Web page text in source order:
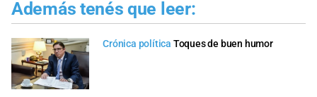
Además tenés que leer:
Crónica política Toques de buen humor